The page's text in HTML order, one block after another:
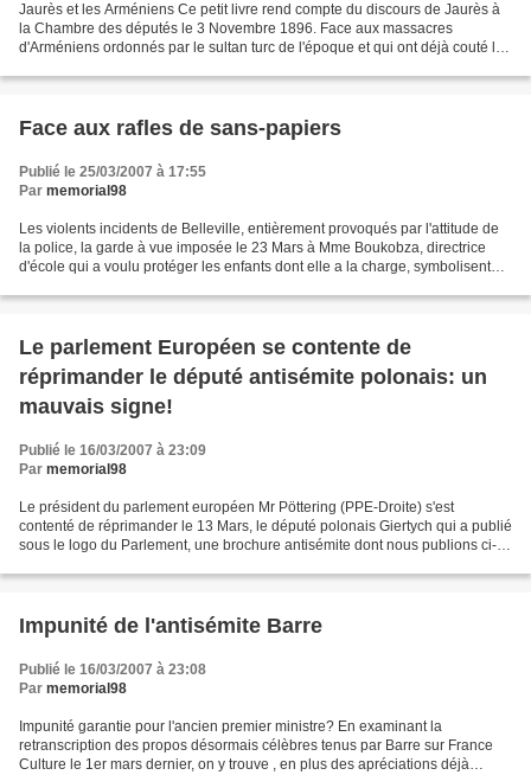
Jaurès et les Arméniens Ce petit livre rend compte du discours de Jaurès à
la Chambre des députés le 3 Novembre 1896. Face aux massacres
d'Arméniens ordonnés par le sultan turc de l'époque et qui ont déjà couté la
Face aux rafles de sans-papiers
Publié le 25/03/2007 à 17:55
Par memorial98
Les violents incidents de Belleville, entièrement provoqués par l'attitude de
la police, la garde à vue imposée le 23 Mars à Mme Boukobza, directrice
d'école qui a voulu protéger les enfants dont elle a la charge, symbolisent
Le parlement Européen se contente de
réprimander le député antisémite polonais: un
mauvais signe!
Publié le 16/03/2007 à 23:09
Par memorial98
Le président du parlement européen Mr Pöttering (PPE-Droite) s'est
contenté de réprimander le 13 Mars, le député polonais Giertych qui a publié
sous le logo du Parlement, une brochure antisémite dont nous publions ci-
Impunité de l'antisémite Barre
Publié le 16/03/2007 à 23:08
Par memorial98
Impunité garantie pour l'ancien premier ministre? En examinant la
retranscription des propos désormais célèbres tenus par Barre sur France
Culture le 1er mars dernier, on y trouve , en plus des apréciations déjà